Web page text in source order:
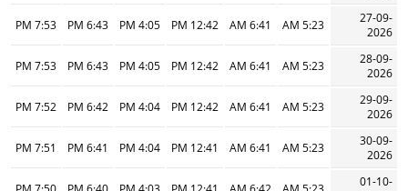
27-09-
2026
5:23 AM
6:41 AM
12:42 PM
4:05 PM
6:43 PM
7:53 PM
28-09-
2026
5:23 AM
6:41 AM
12:42 PM
4:05 PM
6:43 PM
7:53 PM
29-09-
2026
5:23 AM
6:41 AM
12:42 PM
4:04 PM
6:42 PM
7:52 PM
30-09-
2026
5:23 AM
6:41 AM
12:41 PM
4:04 PM
6:41 PM
7:51 PM
01-10-